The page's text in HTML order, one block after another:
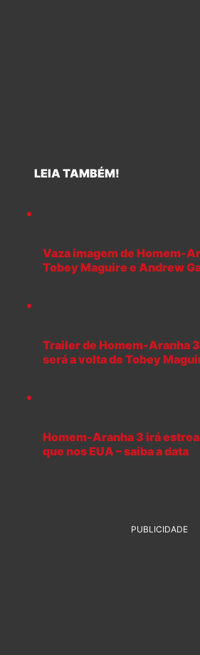
LEIA TAMBÉM!
Vaza imagem de Homem-
Tobey Maguire e Andrew
Trailer de Homem-Aranha
será a volta de Tobey
Homem-Aranha 3 irá
que nos EUA – saiba a data
PUBLICIDADE